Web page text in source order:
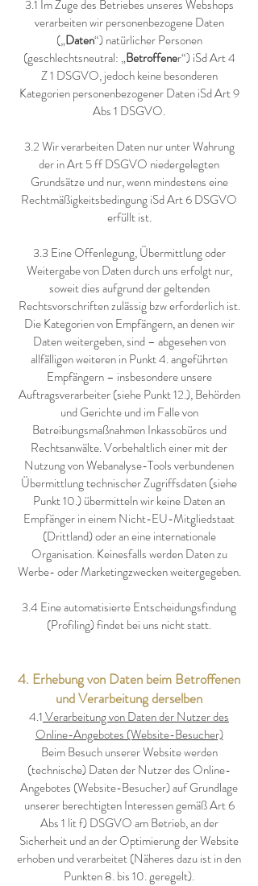
3.1 Im Zuge des Betriebes unseres Webshops
verarbeiten wir personenbezogene Daten
(„Daten“) natürlicher Personen
(geschlechtsneutral: „Betroffener“) iSd Art 4
Z 1 DSGVO, jedoch keine besonderen
Kategorien personenbezogener Daten iSd Art 9
Abs 1 DSGVO.
3.2 Wir verarbeiten Daten nur unter Wahrung
der in Art 5 ff DSGVO niedergelegten
Grundsätze und nur, wenn mindestens eine
Rechtmäßigkeitsbedingung iSd Art 6 DSGVO
erfüllt ist.
3.3 Eine Offenlegung, Übermittlung oder
Weitergabe von Daten durch uns erfolgt nur,
soweit dies aufgrund der geltenden
Rechtsvorschriften zulässig bzw erforderlich ist.
Die Kategorien von Empfängern, an denen wir
Daten weitergeben, sind – abgesehen von
allfälligen weiteren in Punkt 4. angeführten
Empfängern – insbesondere unsere
Auftragsverarbeiter (siehe Punkt 12.), Behörden
und Gerichte und im Falle von
Betreibungsmaßnahmen Inkassobüros und
Rechtsanwälte. Vorbehaltlich einer mit der
Nutzung von Webanalyse-Tools verbundenen
Übermittlung technischer Zugriffsdaten (siehe
Punkt 10.) übermitteln wir keine Daten an
Empfänger in einem Nicht-EU-Mitgliedstaat
(Drittland) oder an eine internationale
Organisation. Keinesfalls werden Daten zu
Werbe- oder Marketingzwecken weitergegeben.
3.4 Eine automatisierte Entscheidungsfindung
(Profiling) findet bei uns nicht statt.
4. Erhebung von Daten beim Betroffenen
und Verarbeitung derselben
4.1Verarbeitung von Daten der Nutzer des
Online-Angebotes (Website-Besucher)
Beim Besuch unserer Website werden
(technische) Daten der Nutzer des Online-
Angebotes (Website-Besucher) auf Grundlage
unserer berechtigten Interessen gemäß Art 6
Abs 1 lit f) DSGVO am Betrieb, an der
Sicherheit und an der Optimierung der Website
erhoben und verarbeitet (Näheres dazu ist in den
Punkten 8. bis 10. geregelt).